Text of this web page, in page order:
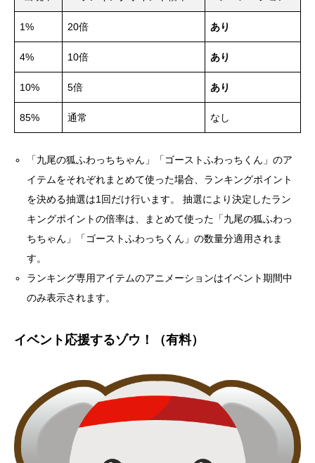
1% 20倍 あり
4% 10倍 あり
10% 5倍 あり
85% 通常 なし
「九尾の狐ふわっちちゃん」「ゴーストふわっちくん」のア
イテムをそれぞれまとめて使った場合、ランキングポイント
を決める抽選は1回だけ行います。 抽選により決定したラン
キングポイントの倍率は、まとめて使った「九尾の狐ふわっ
ちちゃん」「ゴーストふわっちくん」の数量分適用されま
す。
ランキング専用アイテムのアニメーションはイベント期間中
のみ表示されます。
イベント応援するゾウ！（有料）